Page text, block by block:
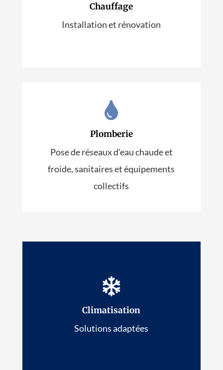
Chauffage
Installation et rénovation

Chauffage

Plomberie
Pose de réseaux d’eau chaude et
froide, sanitaires et équipements
collectifs
Plomberie
EN SAVOIR PLUS

Climatisation
Solutions adaptées